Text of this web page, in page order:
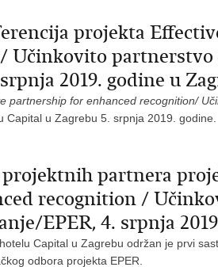
projekta
Učinkovito partnerstvo
2019. godine u
partnership for enhanced recognition/
Capital u Zagrebu 5. srpnja 2019. godine.
partnera
recognition /
EPER, 4. srpnja
Capital u Zagrebu održan je prvi
odbora projekta EPER.